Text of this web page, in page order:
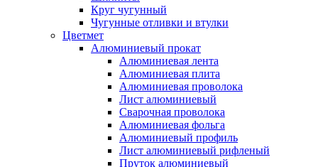
Круг чугунный
Чугунные отливки и втулки
Цветмет
Алюминиевый прокат
Алюминиевая лента
Алюминиевая плита
Алюминиевая проволока
Лист алюминиевый
Сварочная проволока
Алюминиевая фольга
Алюминиевый профиль
Лист алюминиевый рифленый
Пруток алюминиевый